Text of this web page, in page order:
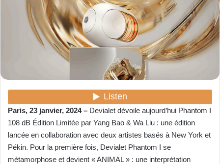
u
n
c
o
i
l
Paris, 23 janvier, 2024 – Devialet dévoile aujourd’hui Phantom I
108 dB Édition Limitée par Yang Bao & Wa Liu : une édition
lancée en collaboration avec deux artistes basés à New York et
Pékin. Pour la première fois, Devialet Phantom I se
métamorphose et devient « ANIMAL » : une interprétation